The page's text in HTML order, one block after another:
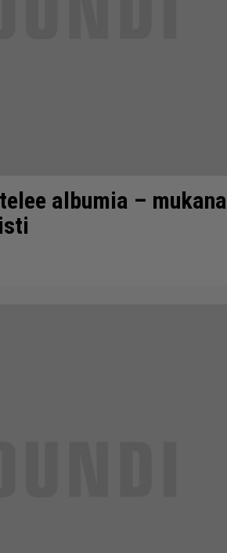
albumia – mukana